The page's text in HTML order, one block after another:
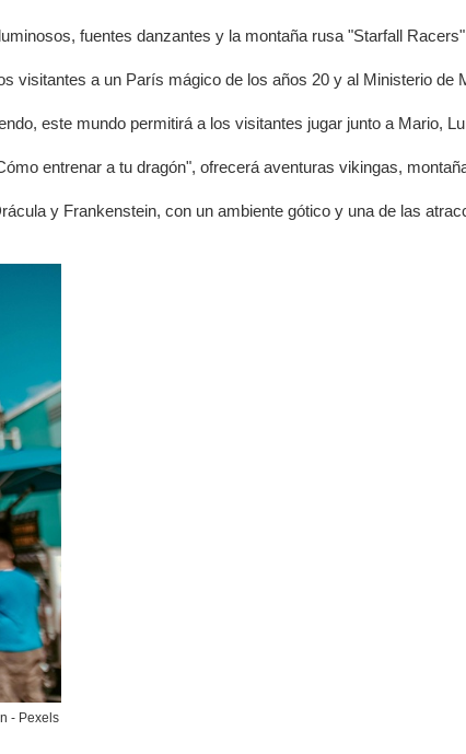
fuentes danzantes y la montaña rusa "Starfall
visitantes a un París mágico de los años 20 y al Ministerio
este mundo permitirá a los visitantes jugar junto a Mario,
entrenar a tu dragón", ofrecerá aventuras vikingas,
y Frankenstein, con un ambiente gótico y una de las
- Pexels